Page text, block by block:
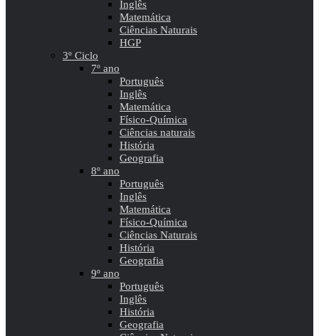
Inglês
Matemática
Ciências Naturais
HGP
3º Ciclo
7º ano
Português
Inglês
Matemática
Físico-Química
Ciências naturais
História
Geografia
8º ano
Português
Inglês
Matemática
Físico-Química
Ciências Naturais
História
Geografia
9º ano
Português
Inglês
História
Geografia